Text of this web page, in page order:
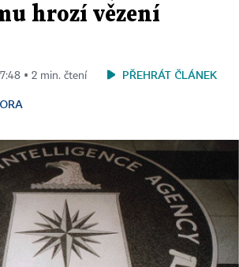
hrozí vězení
▪ 2 min. čtení PŘEHRÁT ČLÁNEK